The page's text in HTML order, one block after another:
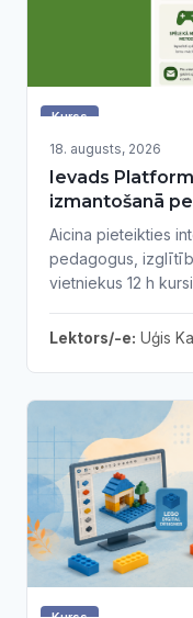
Kurss
18. augusts, 2026
Ievads
izmantošanā
Aicina pieteikties
pedagogus,
vietniekus 12 h
Lektors/-e: Uģis